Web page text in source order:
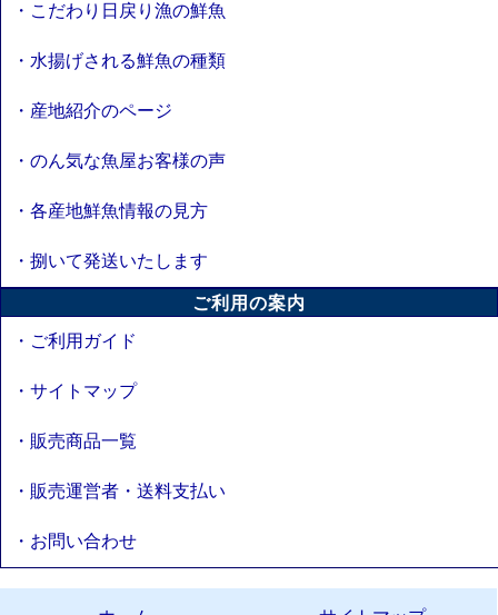
・こだわり日戻り漁の鮮魚
・水揚げされる鮮魚の種類
・産地紹介のページ
・のん気な魚屋お客様の声
・各産地鮮魚情報の見方
・捌いて発送いたします
ご利用の案内
・ご利用ガイド
・サイトマップ
・販売商品一覧
・販売運営者・送料支払い
・お問い合わせ